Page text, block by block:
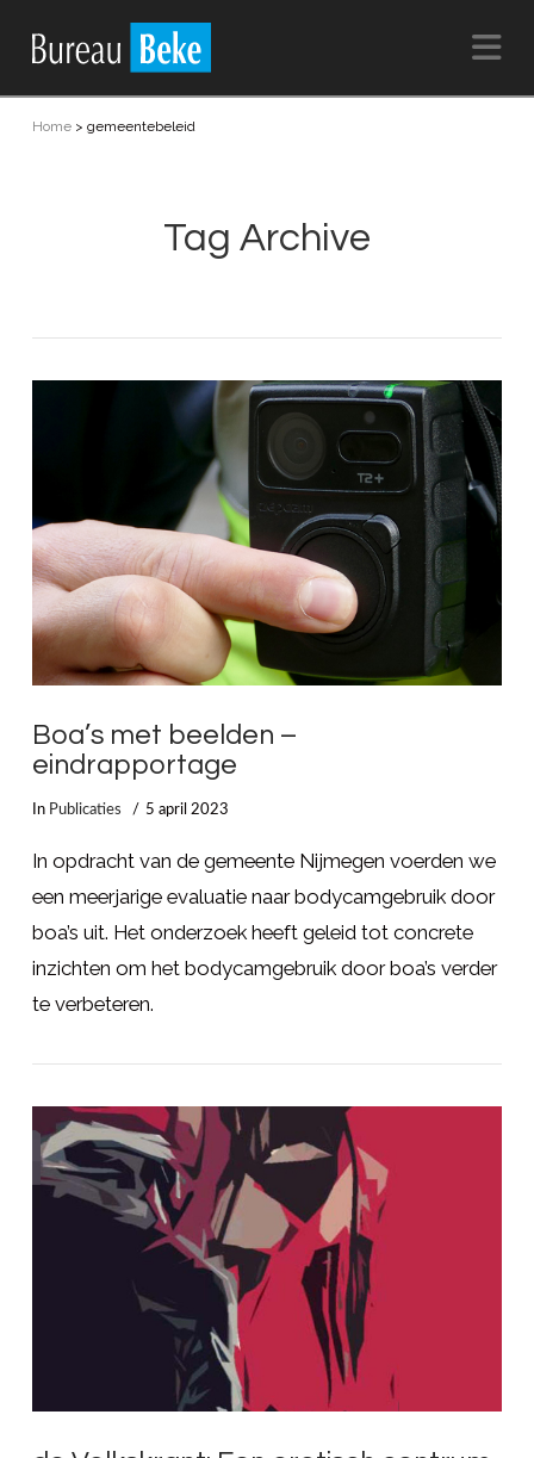
Home> gemeentebeleid
Tag Archive
LEES MEER
Boa’s met beelden –
eindrapportage
In Publicaties 5 april 2023
In opdracht van de gemeente Nijmegen voerden we
een meerjarige evaluatie naar bodycamgebruik door
boa’s uit. Het onderzoek heeft geleid tot concrete
inzichten om het bodycamgebruik door boa’s verder
te verbeteren.